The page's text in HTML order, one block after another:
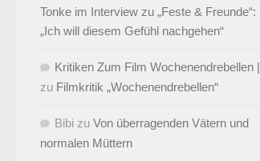
Tonke im Interview zu „Feste & Freunde“:
„Ich will diesem Gefühl nachgehen“
Kritiken Zum Film Wochenendrebellen |
zu Filmkritik „Wochenendrebellen“
Bibi zu Von überragenden Vätern und
normalen Müttern